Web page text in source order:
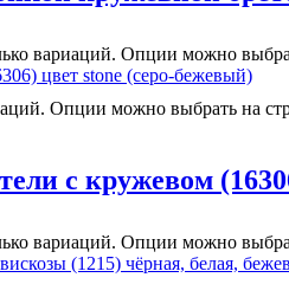
вариаций. Опции можно
Опции можно выбрать на
с кружевом
вариаций. Опции можно